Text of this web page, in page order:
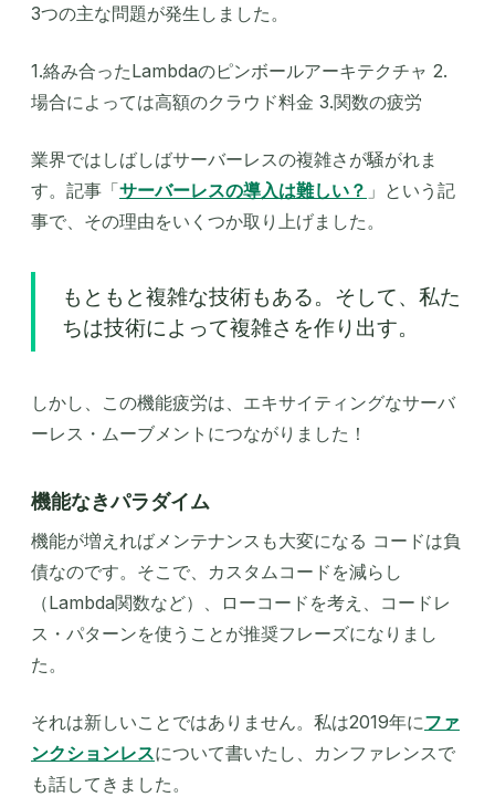
3つの主な問題が発生しました。
1.絡み合ったLambdaのピンボールアーキテクチャ 2.
場合によっては高額のクラウド料金 3.関数の疲労
業界ではしばしばサーバーレスの複雑さが騒がれま
す。記事「サーバーレスの導入は難しい？ 」という記
事で、その理由をいくつか取り上げました。
もともと複雑な技術もある。そして、私た
ちは技術によって複雑さを作り出す。
しかし、この機能疲労は、エキサイティングなサーバ
ーレス・ムーブメントにつながりました！
機能なきパラダイム
機能が増えればメンテナンスも大変になる コードは負
債なのです。そこで、カスタムコードを減らし
（Lambda関数など）、ローコードを考え、コードレ
ス・パターンを使うことが推奨フレーズになりまし
た。
それは新しいことではありません。私は2019年にファ
ンクションレスについて書いたし、カンファレンスで
も話してきました。